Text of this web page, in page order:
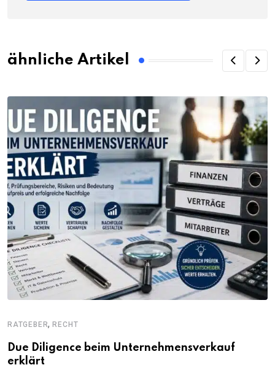
ähnliche Artikel
RATGEBER,RECHT
Due Diligence beim Unternehmensverkauf
erklärt